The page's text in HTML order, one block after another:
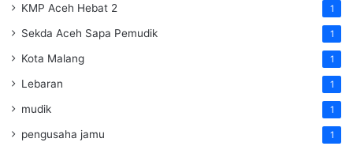
KMP Aceh Hebat 2 1
Sekda Aceh Sapa Pemudik 1
Kota Malang 1
Lebaran 1
mudik 1
pengusaha jamu 1